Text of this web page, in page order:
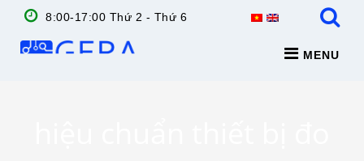
8:00-17:00 Thứ 2 - Thứ 6
MENU